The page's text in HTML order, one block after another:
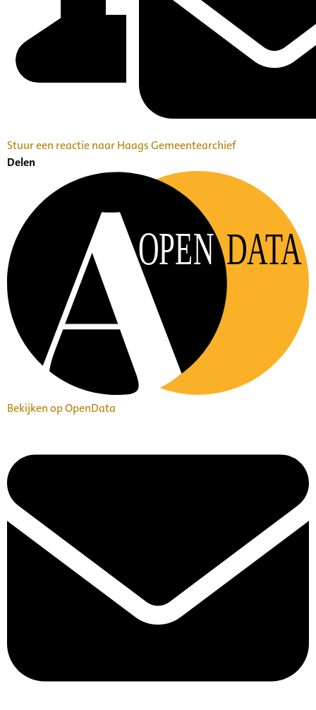
Stuur een reactie naar Haags Gemeentearchief
Delen
OPEN DATA
Bekijken op OpenData